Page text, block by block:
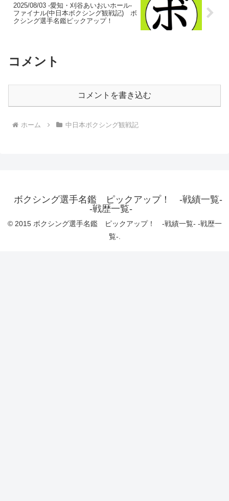
2025/08/03 -愛知・刈谷あいおいホール-
ファイナル(中日本ボクシング観戦記) ボ
クシング選手名鑑ピックアップ！
コメント
コメントを書き込む
ホーム 中日本ボクシング観戦記
ボクシング選手名鑑 ピックアップ！ -戦績一覧-
-戦歴一覧-
© 2015 ボクシング選手名鑑 ピックアップ！ -戦績一覧- -戦歴一
覧-.